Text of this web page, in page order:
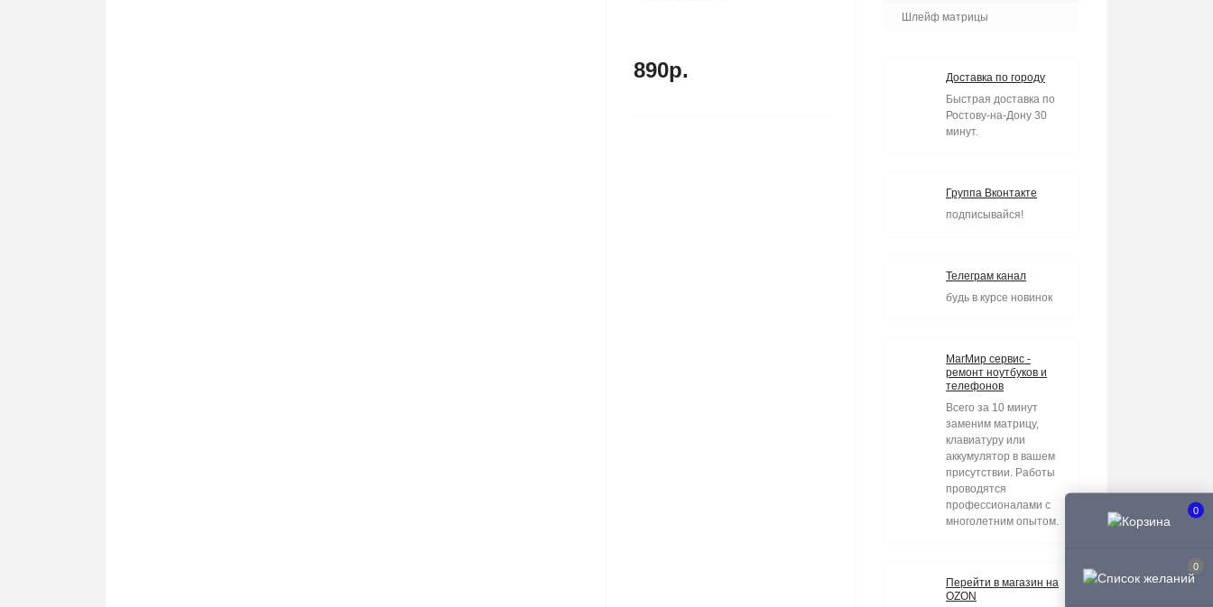
0
0
890р.
Шлейф матрицы
Доставка по городу
Быстрая доставка по
Ростову-на-Дону 30
минут.
Группа Вконтакте
подписывайся!
Телеграм канал
будь в курсе новинок
МагМир сервис -
ремонт ноутбуков и
телефонов
Всего за 10 минут
заменим матрицу,
клавиатуру или
аккумулятор в вашем
присутствии. Работы
проводятся
профессионалами с
многолетним опытом.
Перейти в магазин на
OZON